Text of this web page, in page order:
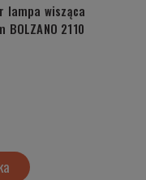
lampa wisząca
2110